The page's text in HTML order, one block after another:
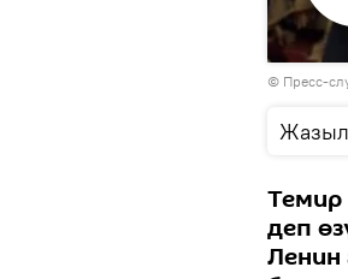
© Пресс-
Темир
деп
Ленин